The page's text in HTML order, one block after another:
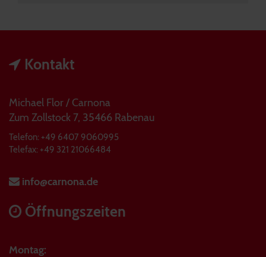
Kontakt
Michael Flor / Carnona
Zum Zollstock 7, 35466 Rabenau
Telefon: +49 6407 9060995
Telefax: +49 321 21066484
info@carnona.de
Öffnungszeiten
Montag: